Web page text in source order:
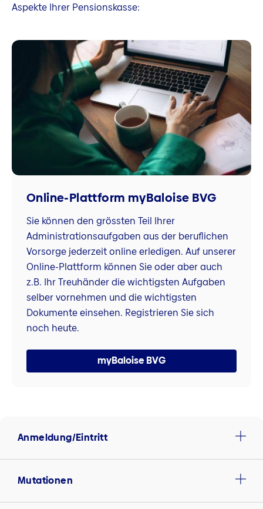
Aspekte Ihrer Pensionskasse:
Online-Plattform myBaloise BVG
Sie können den grössten Teil Ihrer
Administrationsaufgaben aus der beruflichen
Vorsorge jederzeit online erledigen. Auf unserer
Online-Plattform können Sie oder aber auch
z.B. Ihr Treuhänder die wichtigsten Aufgaben
selber vornehmen und die wichtigsten
Dokumente einsehen. Registrieren Sie sich
noch heute.
myBaloise BVG
Anmeldung/Eintritt
Mutationen